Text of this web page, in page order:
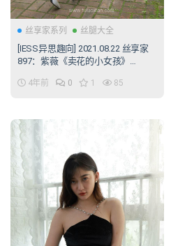
丝享家系列 丝腿大全
[IESS异思趣向] 2021.08.22 丝享家
897：紫薇《卖花的小女孩》
4年前 0 1 85